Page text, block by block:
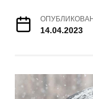
14.04.2023